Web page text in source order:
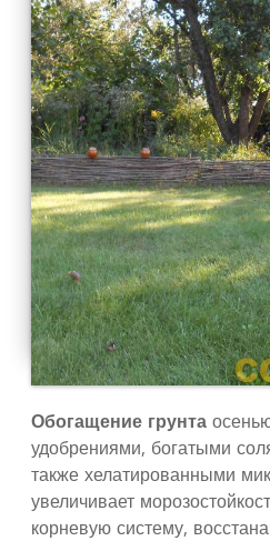
Обогащение грунта
удобрениями, богатыми
также хелатированными
увеличивает
корневую систему,